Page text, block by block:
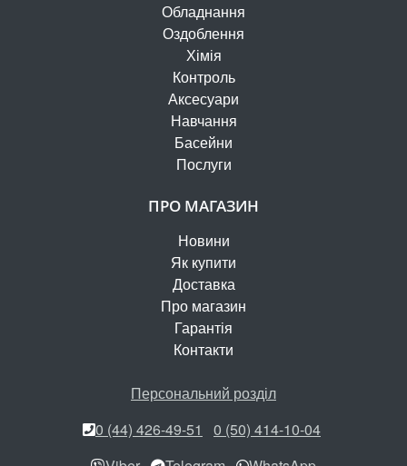
Обладнання
Оздоблення
Хімія
Контроль
Аксесуари
Навчання
Басейни
Послуги
ПРО МАГАЗИН
Новини
Як купити
Доставка
Про магазин
Гарантія
Контакти
Персональний розділ
0 (44) 426-49-51
0 (50) 414-10-04